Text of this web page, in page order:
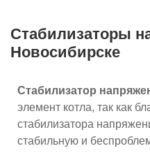
Стабилизаторы
Новосибирске
Стабилизатор
элемент котла, так как
стабилизатора
стабильную и